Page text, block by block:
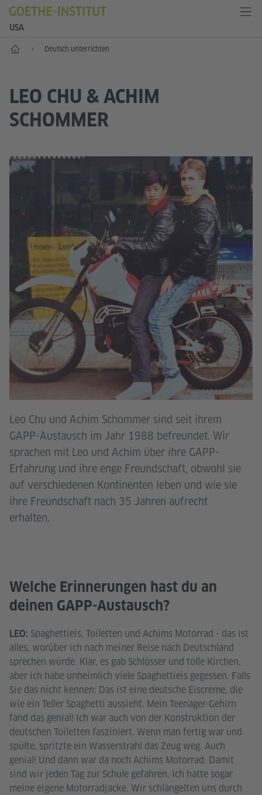
USA
Start Deutsch unterrichten
LEO CHU & ACHIM
SCHOMMER
©GAPP/Leo Chu
Leo Chu und Achim Schommer sind seit ihrem
GAPP-Austausch im Jahr 1988 befreundet. Wir
sprachen mit Leo und Achim über ihre GAPP-
Erfahrung und ihre enge Freundschaft, obwohl sie
auf verschiedenen Kontinenten leben und wie sie
ihre Freundschaft nach 35 Jahren aufrecht
erhalten.
Welche Erinnerungen hast du an
deinen GAPP-Austausch?
LEO: Spaghettieis, Toiletten und Achims Motorrad - das ist
alles, worüber ich nach meiner Reise nach Deutschland
sprechen würde. Klar, es gab Schlösser und tolle Kirchen,
aber ich habe unheimlich viele Spaghettieis gegessen. Falls
Sie das nicht kennen: Das ist eine deutsche Eiscreme, die
wie ein Teller Spaghetti aussieht. Mein Teenager-Gehirn
fand das genial! Ich war auch von der Konstruktion der
deutschen Toiletten fasziniert. Wenn man fertig war und
spülte, spritzte ein Wasserstrahl das Zeug weg. Auch
genial! Und dann war da noch Achims Motorrad. Damit
sind wir jeden Tag zur Schule gefahren. Ich hatte sogar
meine eigene Motorradjacke. Wir schlängelten uns durch